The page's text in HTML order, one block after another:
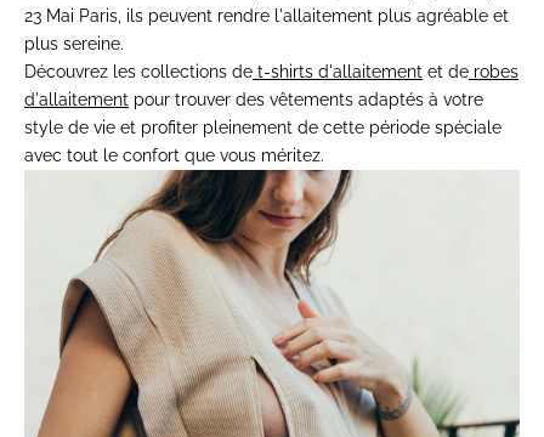
23 Mai Paris, ils peuvent rendre l'allaitement plus agréable et
plus sereine.
Découvrez les collections de t-shirts d'allaitement et de robes
d'allaitement pour trouver des vêtements adaptés à votre
style de vie et profiter pleinement de cette période spéciale
avec tout le confort que vous méritez.